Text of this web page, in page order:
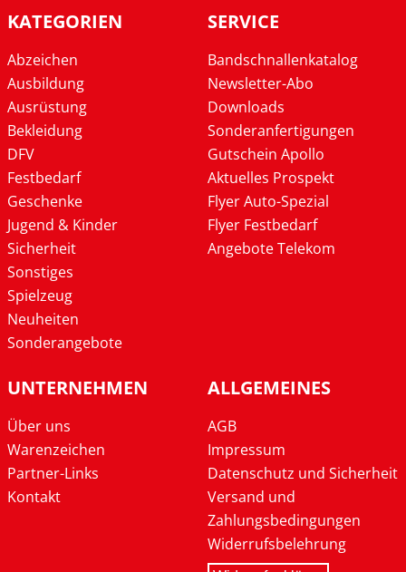
KATEGORIEN
Abzeichen
Ausbildung
Ausrüstung
Bekleidung
DFV
Festbedarf
Geschenke
Jugend & Kinder
Sicherheit
Sonstiges
Spielzeug
Neuheiten
Sonderangebote
SERVICE
Bandschnallenkatalog
Newsletter-Abo
Downloads
Sonderanfertigungen
Gutschein Apollo
Aktuelles Prospekt
Flyer Auto-Spezial
Flyer Festbedarf
Angebote Telekom
UNTERNEHMEN
Über uns
Warenzeichen
Partner-Links
Kontakt
ALLGEMEINES
AGB
Impressum
Datenschutz und Sicherheit
Versand und
Zahlungsbedingungen
Widerrufsbelehrung